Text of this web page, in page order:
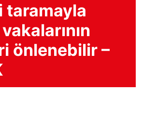
taramayla
önlenebilir –